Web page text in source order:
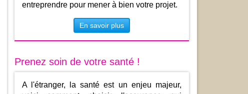
Prenez soin de votre santé !
A l'étranger, la santé est un enjeu majeur,
entreprendre pour mener à bien votre projet.
En savoir plus